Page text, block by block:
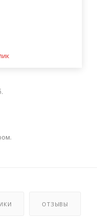
ОТЗЫВЫ